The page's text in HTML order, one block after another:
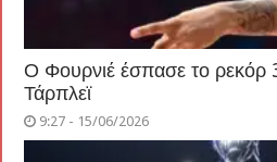
Ο Φουρνιέ έσπασε το ρεκόρ
Τάρπλεϊ
9:27 - 15/06/2026